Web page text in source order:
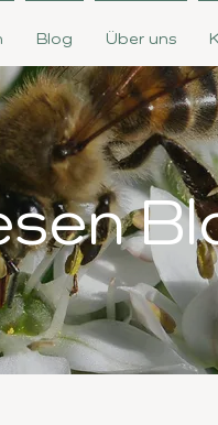
Blog Über uns